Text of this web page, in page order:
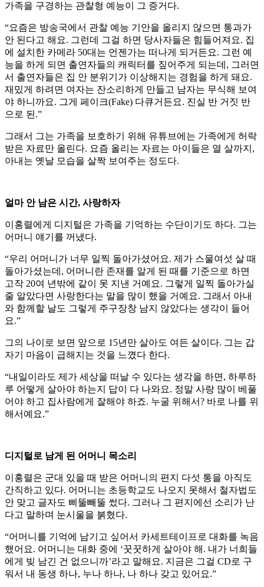
가족을 구경하는 관찰형 예능이 그 증거다.
“요즘은 방송국에서 관찰 예능 기안을 올리지 않으면 통과가
안 된다고 해요. 그런데 그걸 하면 당사자들은 힘들어져요. 집
에 설치한 카메라 50대는 언젠가는 떠나게 되거든요. 그런 예
능을 하게 되면 출연자들의 캐릭터를 짚어주게 되는데, 그러면
서 출연자들은 집 안 분위기가 이상해지는 경험을 하게 돼요.
재밌게 하려면 여자는 잔소리하게 만들고 남자는 무식해 보여
야 하니까요. 그게 페이크(Fake) 다큐거든요. 진실 반 거짓 반
으로 된.”
그래서 그는 가족을 보호하기 위해 유튜브에는 가족에게 허락
받은 자료만 올린다. 요즘 올리는 자료는 아이들은 열 살까지,
아내는 옛날 모습을 살짝 보여주는 정도다.
얼마 안 남은 시간, 사랑하자
이홍렬에게 디지털은 가족을 기억하는 수단이기도 하다. 그는
어머니 얘기를 꺼냈다.
“우리 어머니가 너무 일찍 돌아가셨어요. 제가 스물여섯 살 때
돌아가셨는데, 어머니란 존재를 알게 된 때를 기준으로 하면
고작 20여 년밖에 같이 못 지낸 거예요. 그렇게 일찍 돌아가실
줄 알았다면 사랑한다는 말을 많이 했을 거예요. 그래서 아내
와 함께할 날도 그렇게 주구장창 남지 않았다는 생각이 들어
요.”
그의 나이로 보면 앞으로 15년만 살아도 여든 살이다. 그는 갑
자기 마음이 급해지는 것을 느꼈다 한다.
“내일이라도 제가 세상을 떠날 수 있다는 생각을 하면, 하루하
루 어떻게 살아야 하는지 답이 다 나와요. 정말 사랑 많이 베풀
어야 하고 집사람에게 잘해야 하죠. 누굴 위해서? 바로 나를 위
해서예요.”
디지털로 남게 된 어머니 목소리
이홍렬은 군대 있을 때 받은 어머니의 편지 다섯 통을 아직도
간직하고 있다. 어머니는 초등학교도 나오지 못해서 철자법도
안 맞고 글자도 삐뚤빼뚤 썼다. 그러나 그 편지에선 소리가 난
다고 말하며 눈시울을 붉혔다.
“어머니를 기억에 남기고 싶어서 카세트테이프로 대화를 녹음
했어요. 어머니는 대화 중에 ‘꿋꿋하게 살아야 해. 내가 너희들
에게 빚 남긴 건 없으니까’라고 말해요. 지금은 그걸 CD로 구
워서 내 동생 하나, 누나 하나, 나 하나 갖고 있어요.”